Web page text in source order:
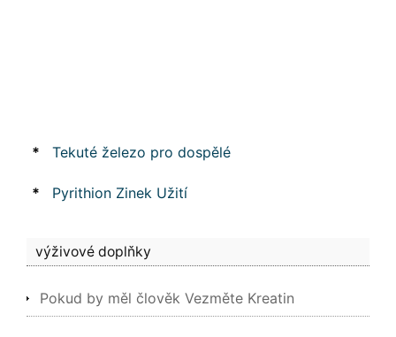
* Tekuté železo pro dospělé
* Pyrithion Zinek Užití
výživové doplňky
Pokud by měl člověk Vezměte Kreatin